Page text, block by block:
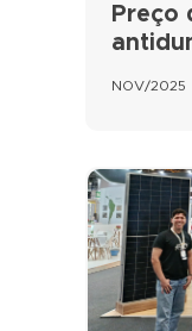
Preço
NOV/2025